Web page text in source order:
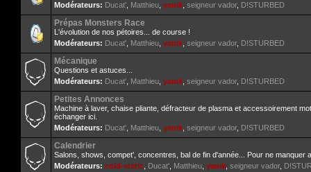
Modérateurs: Ducat' Matthieu yanik seigneur vador, D!STURBED
Prépas Monsters Race
L'évolution de nos pétoires... de course !
Modérateurs: Ducat' Matthieu yanik seigneur vador, D!STURBED
Mécanique
Questions et astuces...
Modérateurs: Ducat' Matthieu yanik seigneur vador, D!STURBED
Petites Annonces
Machine à laver, chaise pliante, défracteur de plasma et accessoirement
échanger ici.
Modérateurs: Ducat' Matthieu yanik seigneur vador, D!STURBED
Calendrier
Salons, shows, compet', concentres, bal de fin d'année... Pour ne manquer
Modérateurs: cold-static Ducat' Matthieu yanik seigneur vador,